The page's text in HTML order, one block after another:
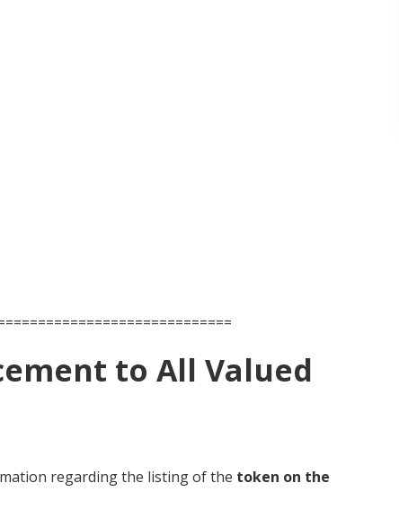
to All Valued
regarding the listing of the token on the